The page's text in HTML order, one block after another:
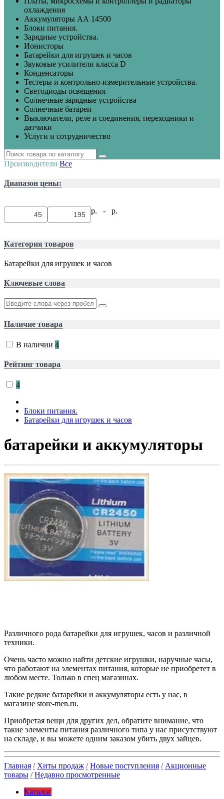
охлаждения
Аккумуляторы АА 14500
Блоки питания.
Зарядные устройства.
Ионисторы
Батарейки для игрушек и часов
Звуковые усилители класса D
Конденсаторы
Тестеры и контрольно-измерительные устройства.
Светодиоды освещения
Солнечные зарядные устройства
Солнечные батареи
Выключатели, реле и соединения, переходники и
датчики
Услуги и сотрудничество
Производители Все
Диапазон цены:
р. - р.
Категория товаров
Батарейки для игрушек и часов
Ключевые слова
Наличие товара
В наличии 4
Рейтинг товара
4
Блоки питания.
Батарейки для игрушек и часов
батарейки и аккумуляторы
Различного рода батарейки для игрушек, часов и различной
техники.
Очень часто можно найти детские игрушки, наручные часы,
что работают на элементах питания, которые не приобретет в
любом месте. Только в спец магазинах.
Такие редкие батарейки и аккумуляторы есть у нас, в
магазине store-men.ru.
Приобретая вещи для других дел, обратите внимание, что
такие элементы питания различного типа у нас присутствуют
на складе, и вы можете одним заказом убить двух зайцев.
Главная / Хиты продаж / Новые поступления / Акционные
товары / Недавно просмотренные
Каталог